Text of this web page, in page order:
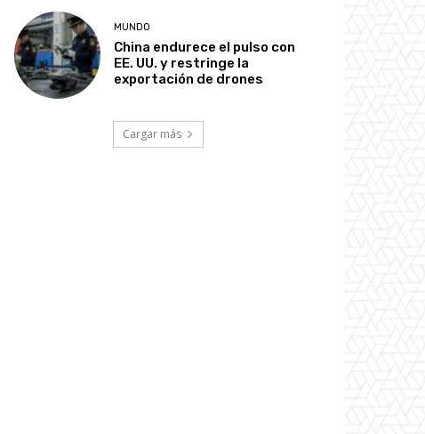
MUNDO
China endurece el pulso con
EE. UU. y restringe la
exportación de drones
Cargar más